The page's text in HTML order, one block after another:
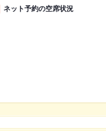
ネット予約の空席状況